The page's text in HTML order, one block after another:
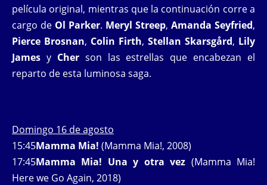
película original, mientras que la continuación corre a
cargo de Ol Parker. Meryl Streep, Amanda Seyfried,
Pierce Brosnan, Colin Firth, Stellan Skarsgård, Lily
James y Cher son las estrellas que encabezan el
reparto de esta luminosa saga.
Domingo 16 de agosto
15:45Mamma Mia! (Mamma Mia!, 2008)
17:45Mamma Mia! Una y otra vez (Mamma Mia!
Here we Go Again, 2018)